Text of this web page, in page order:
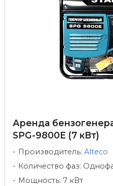
Аренда
SPG-9800E (7 кВт)
Производитель: Alteco
Количество фаз:
Мощность: 7 кВт